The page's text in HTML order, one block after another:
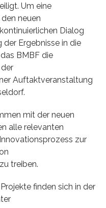
Um eine
neuen
Dialog
Ergebnisse in die
BMBF die
Auftaktveranstaltung
mit der neuen
alle relevanten
zur
treiben.
finden sich in der